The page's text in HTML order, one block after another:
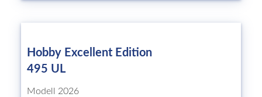
Hobby Excellent Edition
495 UL
Modell 2026